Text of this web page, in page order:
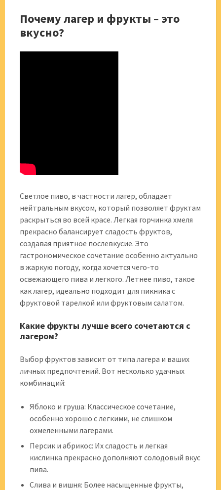
Почему лагер и фрукты – это
вкусно?
Светлое пиво, в частности лагер, обладает
нейтральным вкусом, который позволяет фруктам
раскрыться во всей красе. Легкая горчинка хмеля
прекрасно балансирует сладость фруктов,
создавая приятное послевкусие. Это
гастрономическое сочетание особенно актуально
в жаркую погоду, когда хочется чего-то
освежающего пива и легкого. Летнее пиво, такое
как лагер, идеально подходит для пикника с
фруктовой тарелкой или фруктовым салатом.
Какие фрукты лучше всего сочетаются с
лагером?
Выбор фруктов зависит от типа лагера и ваших
личных предпочтений. Вот несколько удачных
комбинаций:
Яблоко и груша: Классическое сочетание,
особенно хорошо с легкими, не слишком
охмеленными лагерами.
Персик и абрикос: Их сладость и легкая
кислинка прекрасно дополняют солодовый вкус
пива.
Слива и вишня: Более насыщенные фрукты,